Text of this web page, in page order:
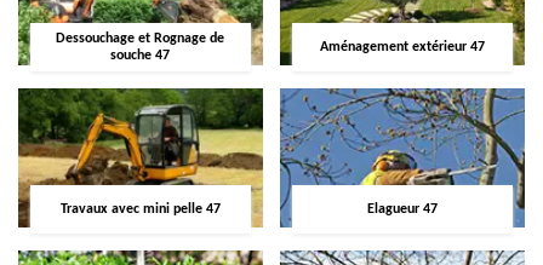
Dessouchage et Rognage de
souche 47
Aménagement extérieur 47
Travaux avec mini pelle 47 Elagueur 47